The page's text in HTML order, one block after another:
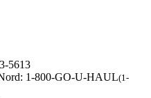
5613
1-800-GO-U-HAUL(1-